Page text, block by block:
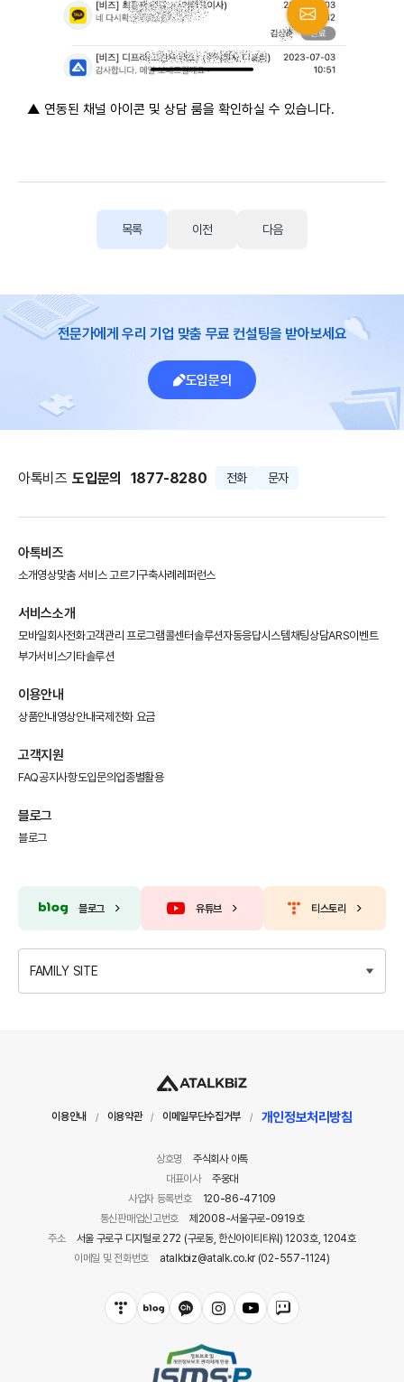
▲ 연동된 채널 아이콘 및 상담 룸을 확인하실 수 있습니다.
목록 이전 다음
전문가에게 우리 기업 맞춤 무료 컨설팅을 받아보세요
도입문의
아톡비즈 도입문의 1877-8280 전화 문자
아톡비즈
소개영상맞춤 서비스 고르기구축사례 레퍼런스
서비스소개
모바일회사전화고객관리 프로그램콜센터솔루션자동응답시스템채팅상담ARS이벤트
부가서비스기타솔루션
이용안내
상품안내 영상안내국제전화 요금
고객지원
FAQ공지사항도입문의 업종별활용
블로그
블로그
블로그 유튜브 티스토리
FAMILY SITE
이용안내 / 이용약관 / 이메일무단수집거부 / 개인정보처리방침
상호명
주식회사 아톡
대표이사
주웅대
사업자 등록번호
120-86-47109
통신판매업신고번호
제2008-서울구로-0919호
주소
서울 구로구 디지털로 272 (구로동, 한신아이티타워) 1203호, 1204호
이메일 및 전화번호
atalkbiz@atalk.co.kr (02-557-1124)